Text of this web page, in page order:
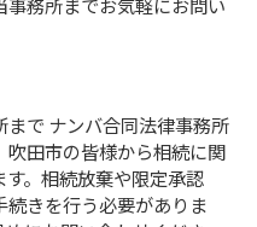
で ナンバ合同法律事務所
吹田市の皆様から相続に関
。相続放棄や限定承認
きを行う必要がありま